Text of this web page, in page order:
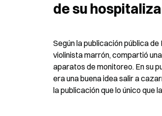
de su
Según la publicación pública
violinista marrón, compartió
aparatos de monitoreo. En su
era una buena idea salir a
la publicación que lo único que